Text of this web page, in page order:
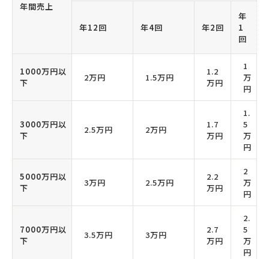
年間売上
年12回 年4回 年2回
年
1
回
1000万円以
下
2万円 1.5万円
1.2
万円
1
万
円
3000万円以
下
2.5万円 2万円
1.7
万円
1.
5
万
円
5000万円以
下
3万円 2.5万円
2.2
万円
2
万
円
7000万円以
下
3.5万円 3万円
2.7
万円
2.
5
万
円